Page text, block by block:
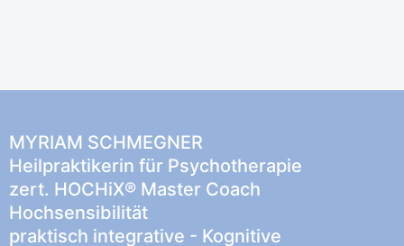
MYRIAM SCHMEGNER
Heilpraktikerin für Psychotherapie
zert. HOCHiX® Master Coach
Hochsensibilität
praktisch integrative - Kognitive